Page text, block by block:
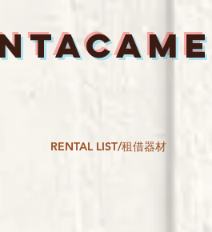
RENTAL LIST/租借器材